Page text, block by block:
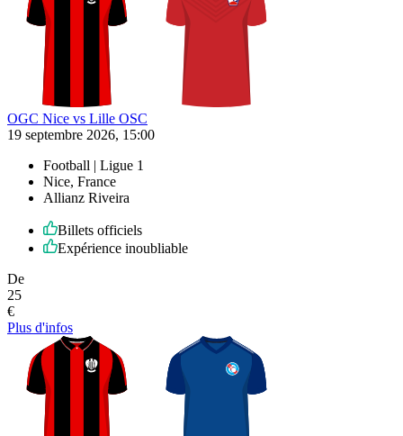
OGC Nice vs Lille OSC
19 septembre 2026, 15:00
Football | Ligue 1
Nice, France
Allianz Riveira
Billets officiels
Expérience inoubliable
De
25
€
Plus d'infos